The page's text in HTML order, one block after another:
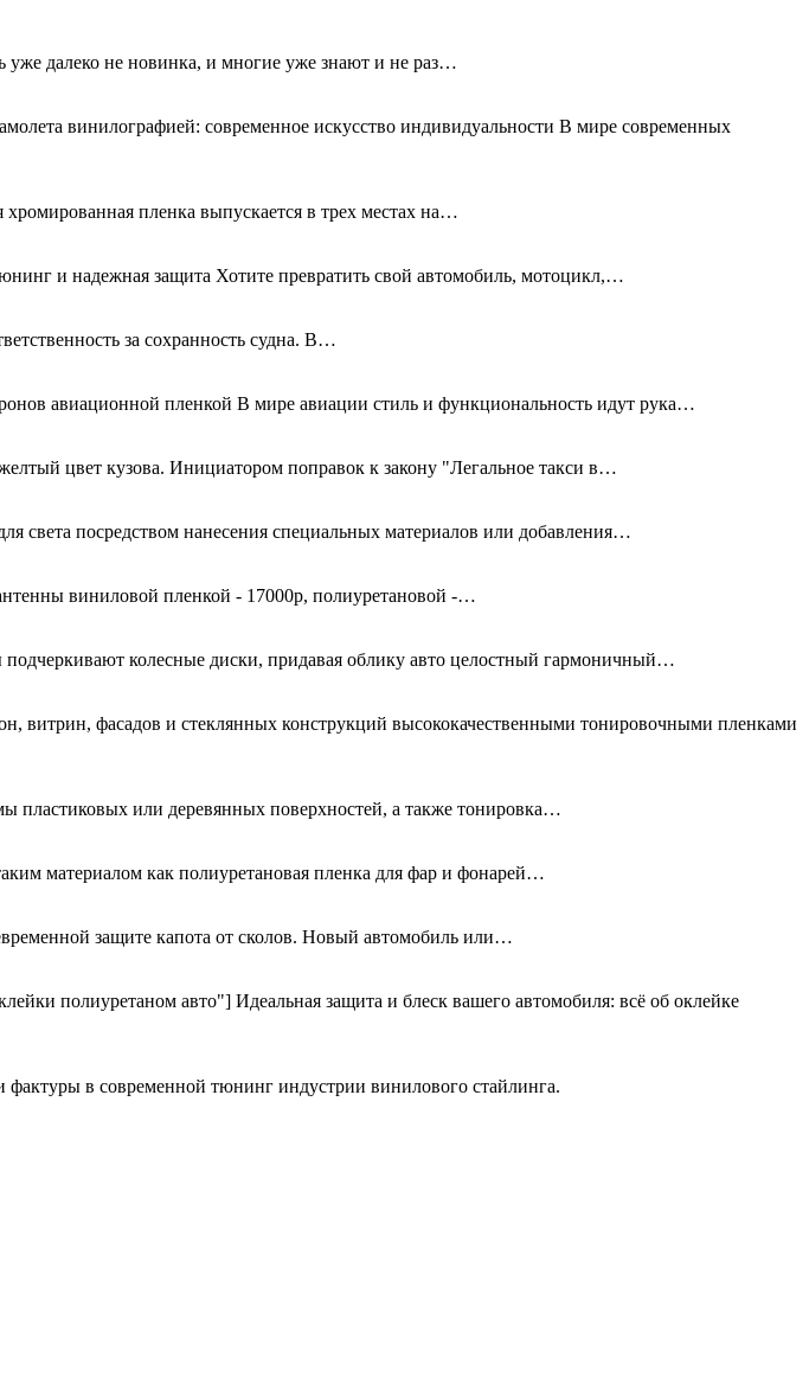
далеко не новинка, и многие уже знают и не раз…
винилографией: современное искусство индивидуальности В мире современных
пленка выпускается в трех местах на…
и надежная защита Хотите превратить свой автомобиль, мотоцикл,…
за сохранность судна. В…
авиационной пленкой В мире авиации стиль и функциональность идут рука…
цвет кузова. Инициатором поправок к закону "Легальное такси в…
света посредством нанесения специальных материалов или добавления…
виниловой пленкой - 17000р, полиуретановой -…
колесные диски, придавая облику авто целостный гармоничный…
фасадов и стеклянных конструкций высококачественными тонировочными пленками
пластиковых или деревянных поверхностей, а также тонировка…
материалом как полиуретановая пленка для фар и фонарей…
защите капота от сколов. Новый автомобиль или…
полиуретаном авто"] Идеальная защита и блеск вашего автомобиля: всё об оклейке
в современной тюнинг индустрии винилового стайлинга.